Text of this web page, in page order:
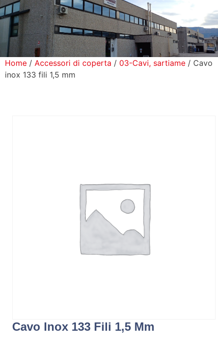
Prodotti
Home / Accessori di coperta / 03-Cavi, sartiame / Cavo
inox 133 fili 1,5 mm
Cavo Inox 133 Fili 1,5 Mm